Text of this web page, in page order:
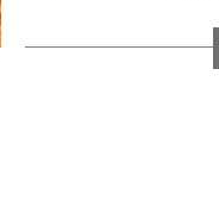
Frau...